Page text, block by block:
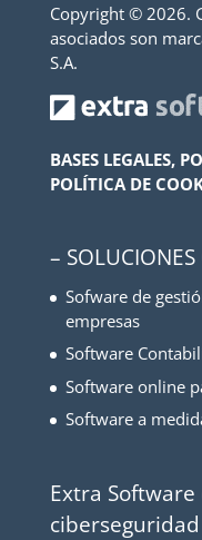
Copyright © 2026.
asociados son
S.A.
BASES LEGALES,
POLÍTICA DE
– SOLUCIONES
Sofware de
empresas
Software
Software online
Software a
Extra